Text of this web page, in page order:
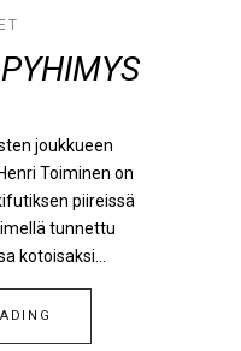
joukkueen
Toiminen on
piireissä
tunnettu
kotoisaksi...